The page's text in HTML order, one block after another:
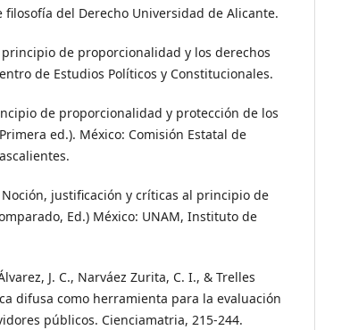
del Derecho Universidad de Alicante.
principio de proporcionalidad y los derechos
de Estudios Políticos y Constitucionales.
de proporcionalidad y protección de los
ed.). México: Comisión Estatal de
Noción, justificación y críticas al principio de
Ed.) México: UNAM, Instituto de
J. C., Narváez Zurita, C. I., & Trelles
difusa como herramienta para la evaluación
públicos. Cienciamatria, 215-244.